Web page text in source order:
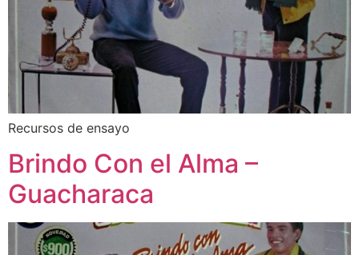
Recursos de ensayo
Brindo Con el Alma –
Guacharaca